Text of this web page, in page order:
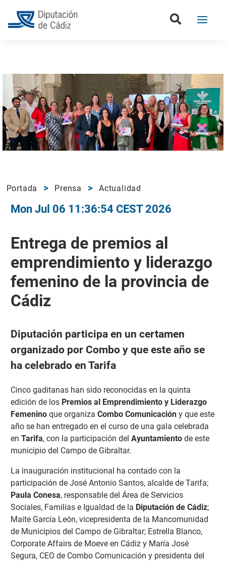
Portada Prensa Actualidad
Mon Jul 06 11:36:54 CEST 2026
Entrega de premios al
emprendimiento y liderazgo
femenino de la provincia de
Cádiz
Diputación participa en un certamen
organizado por Combo y que este año se
ha celebrado en Tarifa
Cinco gaditanas han sido reconocidas en la quinta
edición de losPremios al Emprendimiento y Liderazgo
Femeninoque organiza Combo Comunicacióny que este
año se han entregado en el curso de una gala celebrada
en Tarifa, con la participación del Ayuntamientode este
municipio del Campo de Gibraltar.
La inauguración institucional ha contado con la
participación de José Antonio Santos, alcalde de Tarifa;
Paula Conesa, responsable del Área de Servicios
Sociales, Familias e Igualdad de la Diputación de Cádiz;
Maite García León, vicepresidenta de la Mancomunidad
de Municipios del Campo de Gibraltar; Estrella Blanco,
Corporate Affairs de Moeve en Cádiz y María José
Segura, CEO de Combo Comunicación y presidenta del